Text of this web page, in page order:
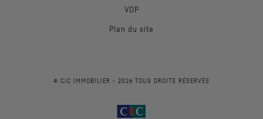
VDP
Plan du site
© CIC IMMOBILIER - 2026 TOUS DROITS RÉSERVÉS